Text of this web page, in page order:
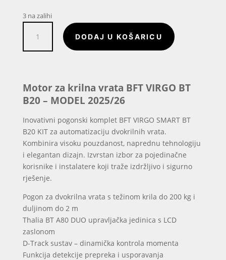
3 na zalihi
krilna
VIRGO
BT
količina
DODAJ U KOŠARICU
Motor za krilna vrata BFT VIRGO BT
B20 – MODEL 2025/26
Inovativni pogonski komplet BFT VIRGO SMART BT
B20 KIT za automatizaciju dvokrilnih vrata.
Kombinira visoku pouzdanost, naprednu tehnologiju
i elegantan dizajn. Izvrstan izbor za pojedinačne
korisnike i instalatere koji traže izdržljivo i sigurno
rješenje.
Pogon za dvokrilna vrata s težinom krila do 200 kg i
duljinom do 2 m
Thalia BT A80 DUO upravljačka jedinica s LCD
zaslonom
D-Track sustav – dinamička kontrola momenta
Funkcija detekcije prepreka i usporavanja